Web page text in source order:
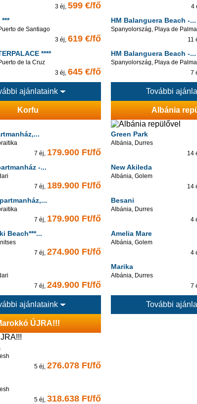
3 éj, 599 €/fő
***
de Santiago
3 éj, 619 €/fő
****
de la Cruz
3 éj, 645 €/fő
ajánlataink
4
HM Balanguera Beach -...
Spanyolország, Playa de Palma
11
HM Balanguera Beach -...
Spanyolország, Playa de Palma
7
További
Korfu
7 éj, 179.900 Ft/fő
-...
7 éj, 189.900 Ft/fő
7 éj, 179.900 Ft/fő
Beach***...
7 éj, 274.900 Ft/fő
7 éj, 249.900 Ft/fő
ajánlataink
Albánia
Green Park
Albánia, Durres
14
New Akileda
Albánia, Golem
14
Besani
Albánia, Durres
4
Amelia Mare
Albánia, Golem
4
Marika
Albánia, Durres
7
További
ÚJRA!!!
5 éj, 276.078 Ft/fő
5 éj, 318.638 Ft/fő